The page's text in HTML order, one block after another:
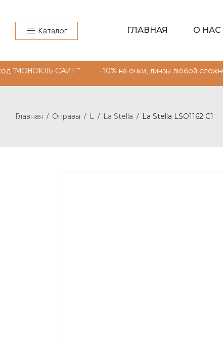
Каталог ГЛАВНАЯ О НАС
-10% на очки, линзы любой
Главная / Оправы / L / La Stella / La Stella LSO1162 C1